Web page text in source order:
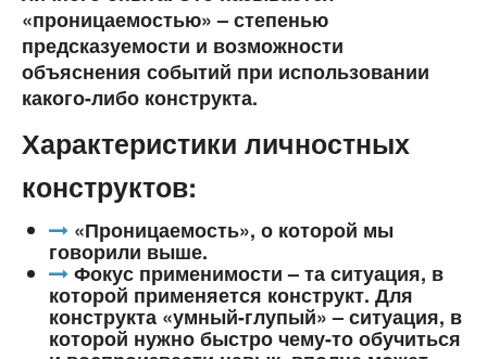
«проницаемостью» – степенью
предсказуемости и возможности
объяснения событий при использовании
какого-либо конструкта.
Характеристики личностных
конструктов:
«Проницаемость», о которой мы
говорили выше.
Фокус применимости – та ситуация, в
которой применяется конструкт. Для
конструкта «умный-глупый» – ситуация, в
которой нужно быстро чему-то обучиться